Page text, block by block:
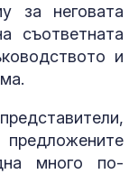
за неговата
съответната
и
много по-